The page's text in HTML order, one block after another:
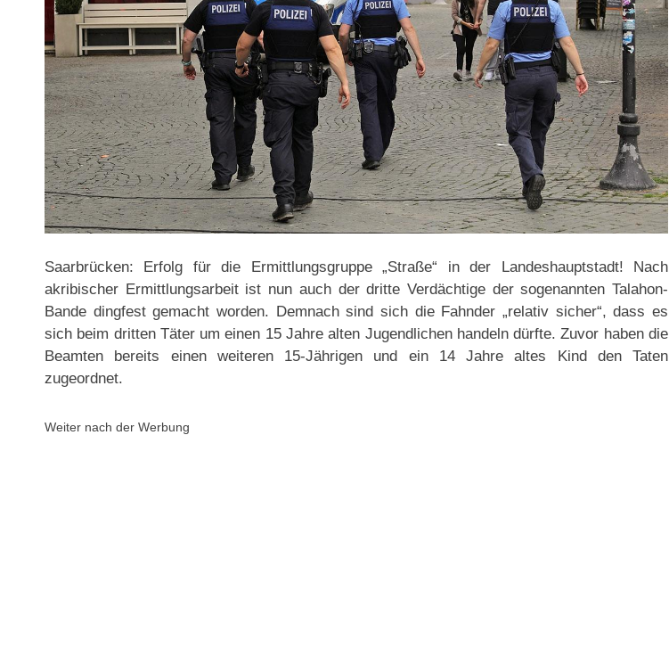
Saarbrücken: Erfolg für die Ermittlungsgruppe „Straße“ in der Landeshauptstadt! Nach
akribischer Ermittlungsarbeit ist nun auch der dritte Verdächtige der sogenannten Talahon-
Bande dingfest gemacht worden. Demnach sind sich die Fahnder „relativ sicher“, dass es
sich beim dritten Täter um einen 15 Jahre alten Jugendlichen handeln dürfte. Zuvor haben die
Beamten bereits einen weiteren 15-Jährigen und ein 14 Jahre altes Kind den Taten
zugeordnet.
Weiter nach der Werbung